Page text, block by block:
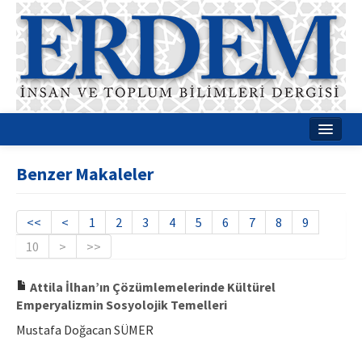
Dergi Kurulları
Rehberler
Yayın Politikaları
Benzer Makaleler
<< < 1 2 3 4 5 6 7 8
9
10
> >>
Attila İlhan’ın Çözümlemelerinde Kültürel
Emperyalizmin Sosyolojik Temelleri
Mustafa Doğacan SÜMER